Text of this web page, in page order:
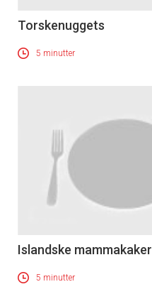
Torskenuggets
5 minutter
Islandske mammakaker
5 minutter